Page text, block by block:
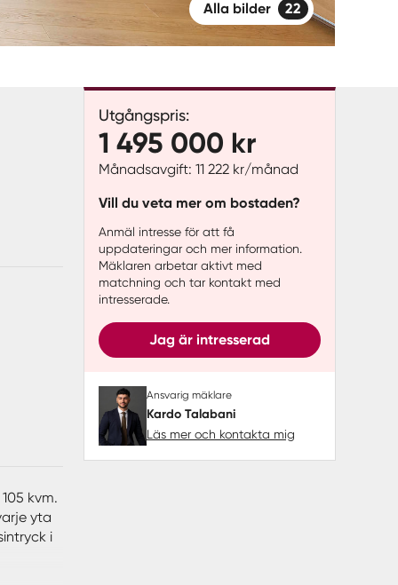
Alla bilder 22
Utgångspris:
1 495 000 kr
Månadsavgift: 11 222 kr/månad
Vill du veta mer om bostaden?
Anmäl intresse för att få
uppdateringar och mer information.
Mäklaren arbetar aktivt med
matchning och tar kontakt med
intresserade.
Jag är intresserad
Ansvarig mäklare
Kardo Talabani
Läs mer och kontakta mig
kvm.
yta
i